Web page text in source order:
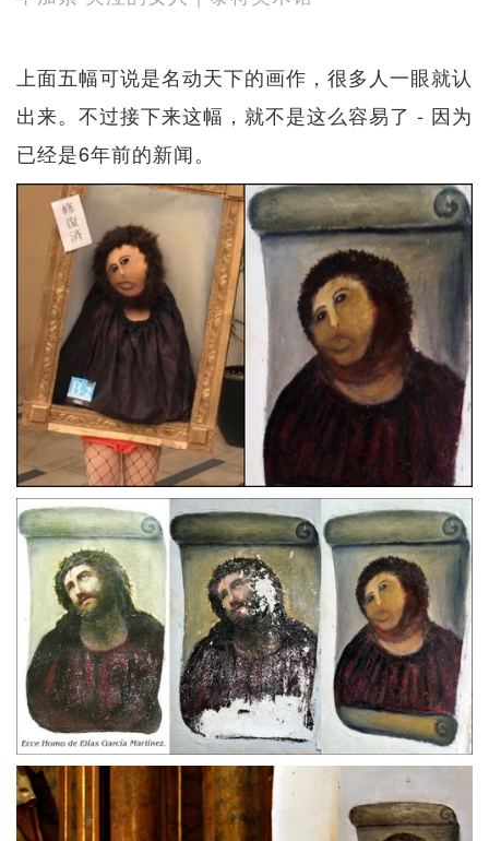
上面五幅可说是名动天下的画作，很多人一眼就认
出来。不过接下来这幅，就不是这么容易了 - 因为
已经是6年前的新闻。